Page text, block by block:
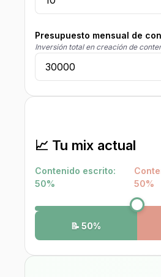
Presupuesto mensual de
Inversión total en creación de
📈 Tu mix actual
Contenido escrito:
50%
50%
📝 50%